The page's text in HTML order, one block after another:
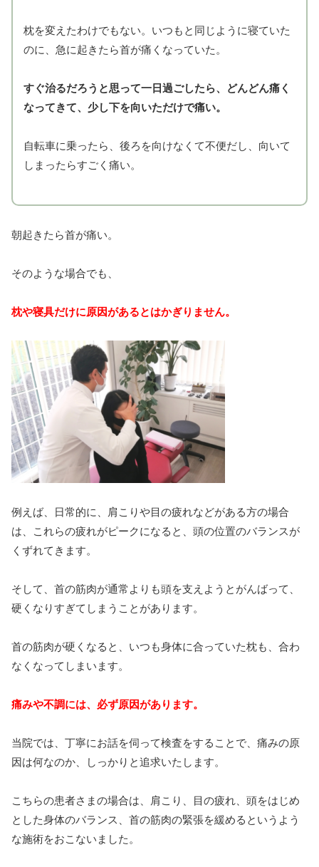
枕を変えたわけでもない。いつもと同じように寝ていた
のに、急に起きたら首が痛くなっていた。
すぐ治るだろうと思って一日過ごしたら、どんどん痛く
なってきて、少し下を向いただけで痛い。
自転車に乗ったら、後ろを向けなくて不便だし、向いて
しまったらすごく痛い。
朝起きたら首が痛い。
そのような場合でも、
枕や寝具だけに原因があるとはかぎりません。
例えば、日常的に、肩こりや目の疲れなどがある方の場合
は、これらの疲れがピークになると、頭の位置のバランスが
くずれてきます。
そして、首の筋肉が通常よりも頭を支えようとがんばって、
硬くなりすぎてしまうことがあります。
首の筋肉が硬くなると、いつも身体に合っていた枕も、合わ
なくなってしまいます。
痛みや不調には、必ず原因があります。
当院では、丁寧にお話を伺って検査をすることで、痛みの原
因は何なのか、しっかりと追求いたします。
こちらの患者さまの場合は、肩こり、目の疲れ、頭をはじめ
とした身体のバランス、首の筋肉の緊張を緩めるというよう
な施術をおこないました。